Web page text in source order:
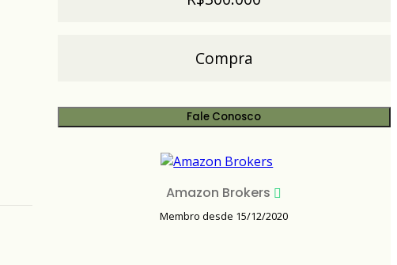
Compra
Fale Conosco
Amazon Brokers
Membro desde 15/12/2020